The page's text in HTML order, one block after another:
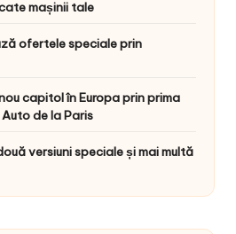
mașinii tale
ofertele speciale prin
capitol în Europa prin prima
de la Paris
versiuni speciale și mai multă